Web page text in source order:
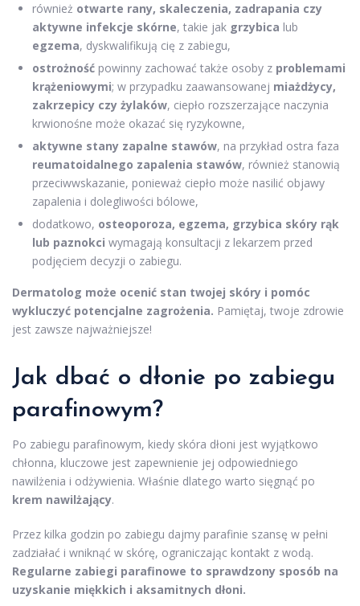
również otwarte rany, skaleczenia, zadrapania czy
aktywne infekcje skórne, takie jak grzybica lub
egzema, dyskwalifikują cię z zabiegu,
ostrożność powinny zachować także osoby z problemami
krążeniowymi; w przypadku zaawansowanej miażdżycy,
zakrzepicy czy żylaków, ciepło rozszerzające naczynia
krwionośne może okazać się ryzykowne,
aktywne stany zapalne stawów, na przykład ostra faza
reumatoidalnego zapalenia stawów, również stanowią
przeciwwskazanie, ponieważ ciepło może nasilić objawy
zapalenia i dolegliwości bólowe,
dodatkowo, osteoporoza, egzema, grzybica skóry rąk
lub paznokci wymagają konsultacji z lekarzem przed
podjęciem decyzji o zabiegu.
Dermatolog może ocenić stan twojej skóry i pomóc
wykluczyć potencjalne zagrożenia. Pamiętaj, twoje zdrowie
jest zawsze najważniejsze!
Jak dbać o dłonie po zabiegu
parafinowym?
Po zabiegu parafinowym, kiedy skóra dłoni jest wyjątkowo
chłonna, kluczowe jest zapewnienie jej odpowiedniego
nawilżenia i odżywienia. Właśnie dlatego warto sięgnąć po
krem nawilżający.
Przez kilka godzin po zabiegu dajmy parafinie szansę w pełni
zadziałać i wniknąć w skórę, ograniczając kontakt z wodą.
Regularne zabiegi parafinowe to sprawdzony sposób na
uzyskanie miękkich i aksamitnych dłoni.